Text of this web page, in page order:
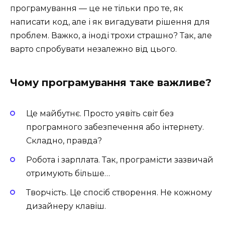
програмування — це не тільки про те, як
написати код, але і як вигадувати рішення для
проблем. Важко, а іноді трохи страшно? Так, але
варто спробувати незалежно від цього.
Чому програмування таке важливе?
Це майбутнє. Просто уявіть світ без
програмного забезпечення або інтернету.
Складно, правда?
Робота і зарплата. Так, програмісти зазвичай
отримують більше…
Творчість. Це спосіб створення. Не кожному
дизайнеру клавіш.